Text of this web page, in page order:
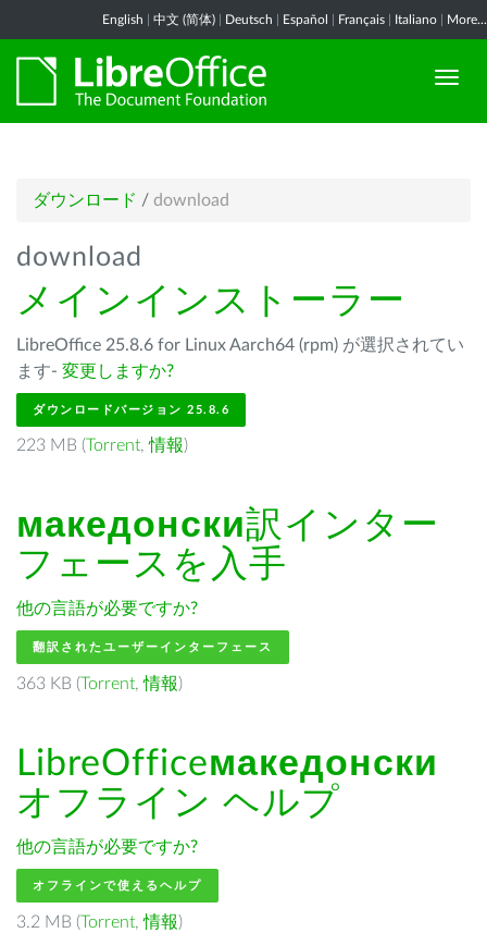
English 中文 (简体) Deutsch Español Français Italiano More...
ダウンロード / download
download
メインインストーラー
LibreOffice 25.8.6 for Linux Aarch64 (rpm) が選択されてい
ます- 変更しますか?
ダウンロードバージョン 25.8.6
223 MB (Torrent,情報)
македонски訳インター
フェースを入手
他の言語が必要ですか?
翻訳されたユーザーインターフェース
363 KB (Torrent,情報)
LibreOfficeмакедонски
オフライン ヘルプ
他の言語が必要ですか?
オフラインで使えるヘルプ
3.2 MB (Torrent,情報)